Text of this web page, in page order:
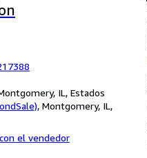
IL, Estados
, Montgomery, IL,
el vendedor